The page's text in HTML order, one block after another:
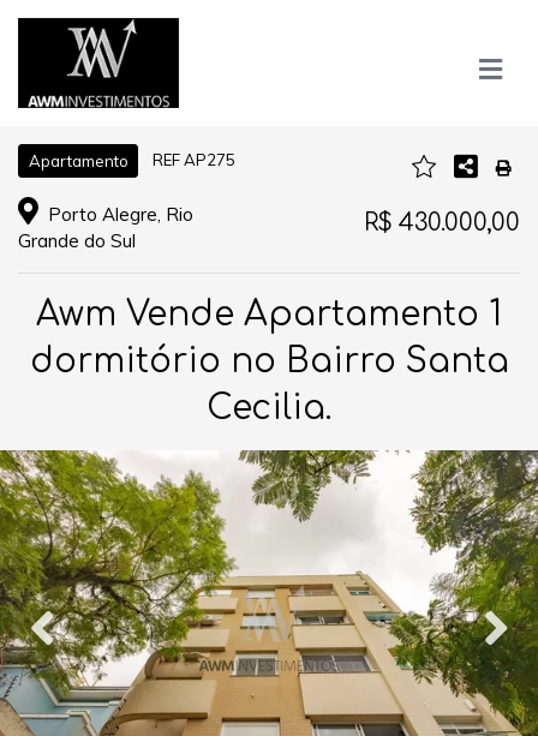
Apartamento REF AP275
Porto Alegre, Rio
Grande do Sul
R$ 430.000,00
Awm Vende Apartamento 1
dormitório no Bairro Santa
Cecilia.